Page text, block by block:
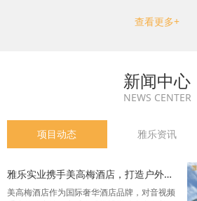
查看更多+
新闻中心
NEWS CENTER
项目动态 雅乐资讯
雅乐实业携手美高梅酒店，打造户外M
秀舞台视听盛宴
美高梅酒店作为国际奢华酒店品牌，对音视频